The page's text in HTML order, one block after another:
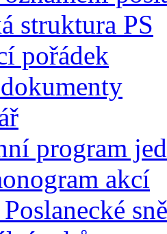
struktura PS
pořádek
program
akcí